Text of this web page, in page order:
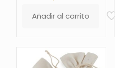
Añadir al carrito